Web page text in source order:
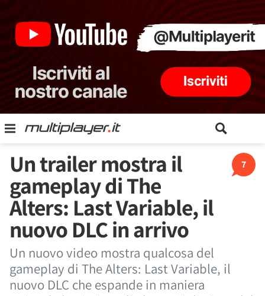
7
Un trailer mostra il
gameplay di The
Alters: Last Variable, il
nuovo DLC in arrivo
Un nuovo video mostra qualcosa del
gameplay di The Alters: Last Variable, il
nuovo DLC che espande in maniera